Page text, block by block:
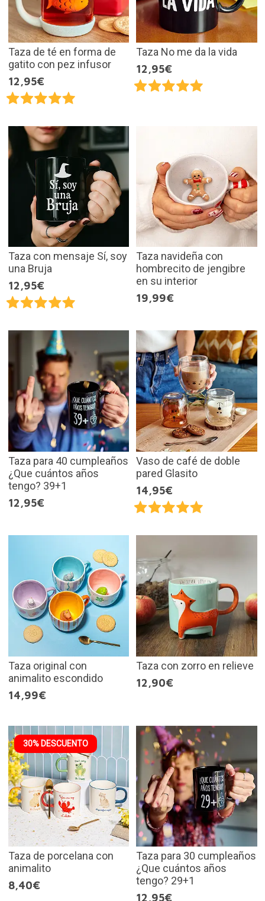
Taza de té en forma de
gatito con pez infusor
12,95€
Taza No me da la vida
12,95€
Taza con mensaje Sí, soy
una Bruja
12,95€
Taza navideña con
hombrecito de jengibre
en su interior
19,99€
Taza para 40 cumpleaños
¿Que cuántos años
tengo? 39+1
12,95€
Vaso de café de doble
pared Glasito
14,95€
Taza original con
animalito escondido
14,99€
Taza con zorro en relieve
12,90€
30% DESCUENTO
Taza de porcelana con
animalito
8,40€
Taza para 30 cumpleaños
¿Que cuántos años
tengo? 29+1
12,95€